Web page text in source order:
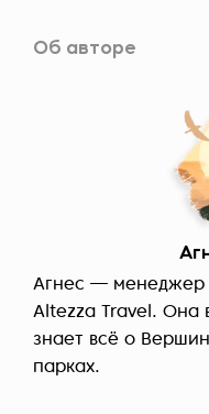
Об авторе
Агнес — менеджер
Altezza Travel. Она
знает всё о
парках.